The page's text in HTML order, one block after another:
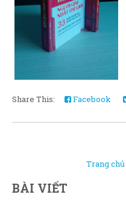
Share This: Facebook
Trang chủ
BÀI VIẾT